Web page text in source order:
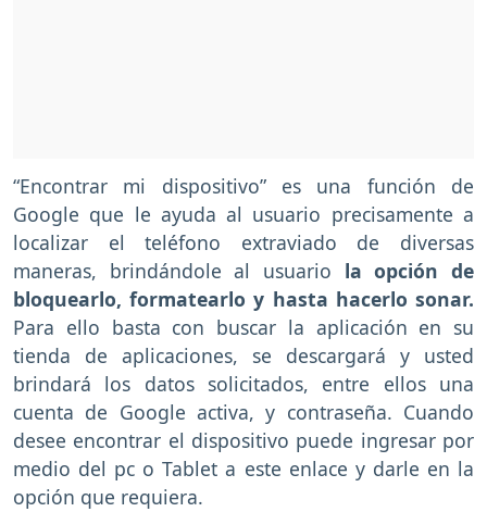
“Encontrar mi dispositivo” es una función de
Google que le ayuda al usuario precisamente a
localizar el teléfono extraviado de diversas
maneras, brindándole al usuario la opción de
bloquearlo, formatearlo y hasta hacerlo sonar.
Para ello basta con buscar la aplicación en su
tienda de aplicaciones, se descargará y usted
brindará los datos solicitados, entre ellos una
cuenta de Google activa, y contraseña. Cuando
desee encontrar el dispositivo puede ingresar por
medio del pc o Tablet a este enlace y darle en la
opción que requiera.